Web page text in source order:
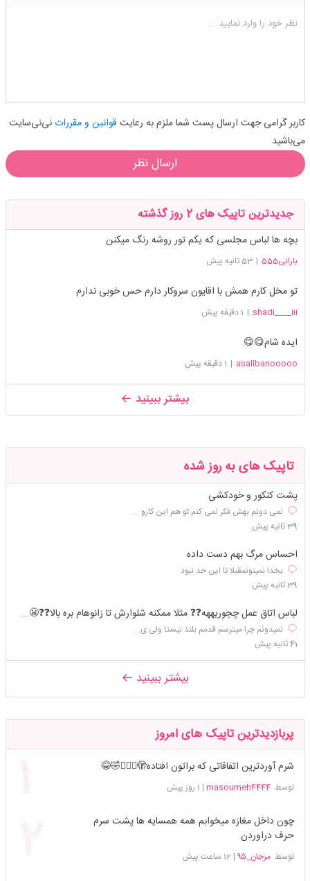
نظر خود را وارد نمایید ...
کاربر گرامی جهت ارسال پست شما ملزم به رعایت قوانین و مقرراتنی‌نی‌سایت
می‌باشید
ارسال نظر
جدیدترین تاپیک های 2 روز گذشته
بچه ها لباس مجلسی که یکم تور روشه رنگ میکنن
بارانی555 | 53 ثانیه پیش
تو مخل کارم همش با اقایون سروکار دارم حس خوبی ندارم
shadi____iii
| 1 دقیقه پیش
ایده شام😋😋
asallbanooooo
| 1 دقیقه پیش
بیشتر ببینید
تاپیک های به روز شده
پشت کنکور و خودکشی
نمی دونم بهش فکر نمی کنم تو هم این کارو ...
39 ثانیه پیش
احساس مرگ بهم دست داده
بخدا نمیتونمقبلا تا این حد نبود
39 ثانیه پیش
لباس اتاق عمل چجوریههه❓️❓️ مثلا ممکنه شلوارش تا زانوهام بره بالا❓️❓️😬...
نمیدونم چرا میترسم قدمم بلند نیستا ولی ی...
41 ثانیه پیش
بیشتر ببینید
پربازدیدترین تاپیک های امروز
شرم آوردترین اتفاقاتی که براتون افتاده🫣🤦🏻‍♀️🤣😂
توسطmasoumeh4444
| 1 روز پیش
چون داخل مغازه میخوابم همه همسایه ها پشت سرم
حرف دراوردن
توسطمرجان_۹۵ | 12 ساعت پیش